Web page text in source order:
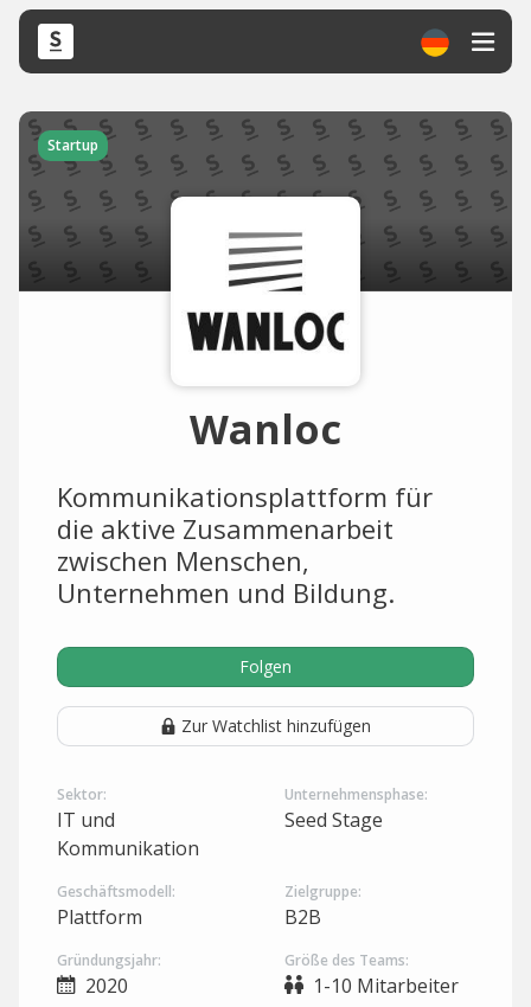
Startup
Wanloc
Kommunikationsplattform für
die aktive Zusammenarbeit
zwischen Menschen,
Unternehmen und Bildung.
Folgen
Zur Watchlist hinzufügen
Sektor:
IT und
Kommunikation
Unternehmensphase:
Seed Stage
Geschäftsmodell:
Plattform
Zielgruppe:
B2B
Gründungsjahr:
2020
Größe des Teams:
1-10 Mitarbeiter